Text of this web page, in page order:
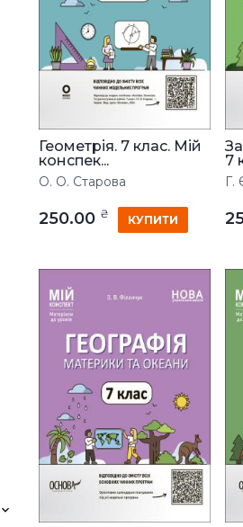
Геометрія. 7 клас. Мій
конспек...
О. О. Старова
250.00 ₴ КУПИТИ
7
Г.